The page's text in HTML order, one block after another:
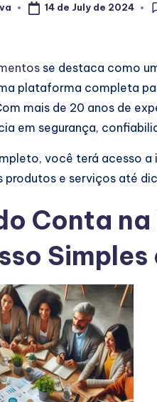
14 de July de 2024
se destaca como
plataforma completa
mais de 20 anos de
em segurança,
você terá acesso
produtos e serviços até
Conta na
Simples